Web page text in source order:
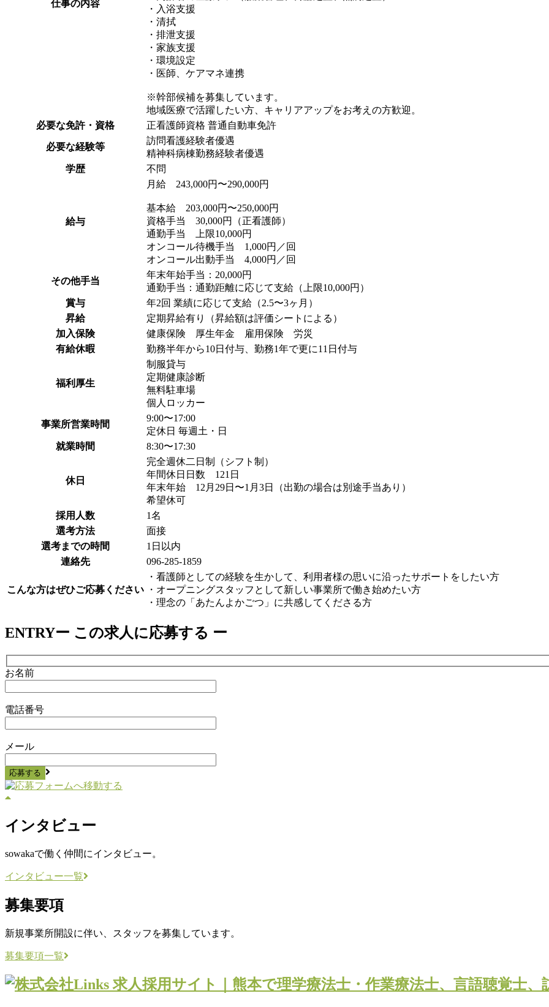
仕事の内容
・入浴支援
・清拭
・排泄支援
・家族支援
・環境設定
・医師、ケアマネ連携
※幹部候補を募集しています。
地域医療で活躍したい方、キャリアアップをお考えの方歓迎。
必要な免許・資格
正看護師資格 普通自動車免許
必要な経験等
訪問看護経験者優遇
精神科病棟勤務経験者優遇
学歴
不問
給与
月給 243,000円〜290,000円
基本給 203,000円〜250,000円
資格手当 30,000円（正看護師）
通勤手当 上限10,000円
オンコール待機手当 1,000円／回
オンコール出動手当 4,000円／回
その他手当
年末年始手当：20,000円
通勤手当：通勤距離に応じて支給（上限10,000円）
賞与
年2回 業績に応じて支給（2.5〜3ヶ月）
昇給
定期昇給有り（昇給額は評価シートによる）
加入保険
健康保険 厚生年金 雇用保険 労災
有給休暇
勤務半年から10日付与、勤務1年で更に11日付与
福利厚生
制服貸与
定期健康診断
無料駐車場
個人ロッカー
事業所営業時間
9:00〜17:00
定休日 毎週土・日
就業時間
8:30〜17:30
休日
完全週休二日制（シフト制）
年間休日日数 121日
年末年始 12月29日〜1月3日（出勤の場合は別途手当あり）
希望休可
採用人数
1名
選考方法
面接
選考までの時間
1日以内
連絡先
096-285-1859
こんな方はぜひご応募ください
・看護師としての経験を生かして、利用者様の思いに沿ったサポートをしたい方
・オープニングスタッフとして新しい事業所で働き始めたい方
・理念の「あたんよかごつ」に共感してくださる方
ENTRYー この求人に応募する ー
お名前
電話番号
メール
インタビュー
sowakaで働く仲間にインタビュー。
インタビュー一覧
募集要項
新規事業所開設に伴い、スタッフを募集しています。
募集要項一覧